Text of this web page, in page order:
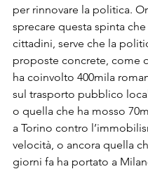
per rinnovare la politica.
sprecare questa spinta che
cittadini, serve che la
proposte concrete, come
ha coinvolto 400mila
sul trasporto pubblico
o quella che ha mosso
a Torino contro
velocità, o ancora quella
giorni fa ha portato a